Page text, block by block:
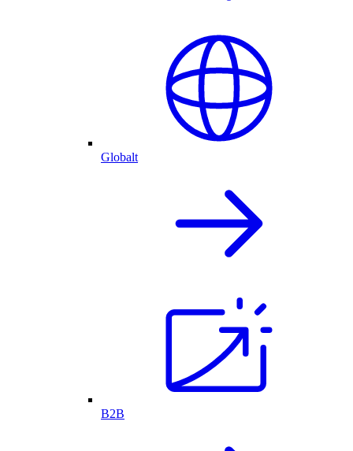
Globalt
B2B